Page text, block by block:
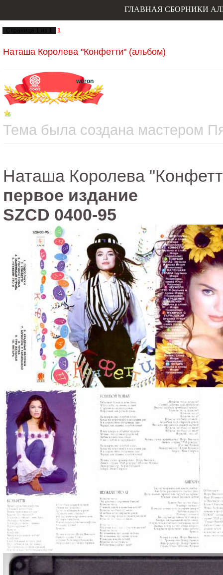
ГЛАВНАЯ СБОРНИКИ
Страница 1 из 1 1
Наташа Королева "Конфетти" (альбом)
woron
Тема была создана мастером
Наташа Королева
первое издание
SZCD 0400-95